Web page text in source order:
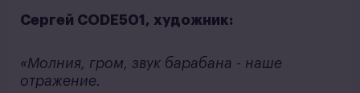
Сергей CODE501, художник:
«Молния, гром, звук барабана - наше
отражение.